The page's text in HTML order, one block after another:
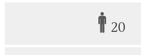
20